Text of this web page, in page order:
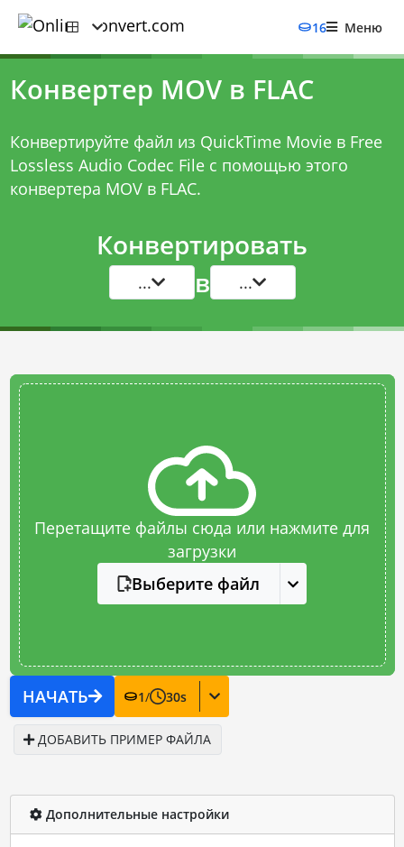
16 Меню
Конвертер MOV в FLAC
Конвертируйте файл из QuickTime Movie в Free
Lossless Audio Codec File с помощью этого
конвертера MOV в FLAC.
Конвертировать
... в ...
Перетащите файлы сюда или нажмите для
загрузки
Выберите файл
НАЧАТЬ 1/ 30s
ДОБАВИТЬ ПРИМЕР ФАЙЛА
Дополнительные настройки